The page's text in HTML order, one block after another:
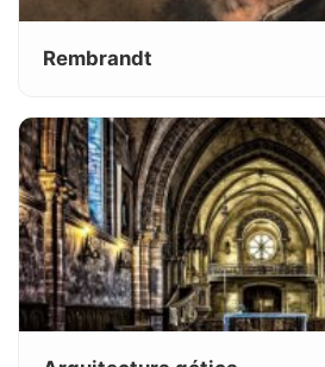
Rembrandt